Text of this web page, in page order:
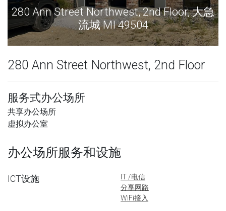
280 Ann Street Northwest, 2nd Floor, 大急
流城 MI 49504
280 Ann Street Northwest, 2nd Floor
服务式办公场所
共享办公场所
虚拟办公室
办公场所服务和设施
ICT设施
IT /电信
分享网路
WiFi接入